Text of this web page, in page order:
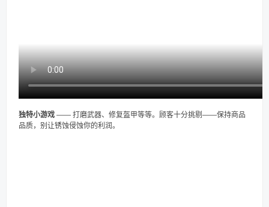
独特小游戏 —— 打磨武器、修复盔甲等等。顾客十分挑剔——保持商品
品质，别让锈蚀侵蚀你的利润。